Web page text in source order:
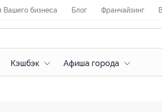
Вашего бизнеса Блог Франчайзинг
Кэшбэк Афиша города